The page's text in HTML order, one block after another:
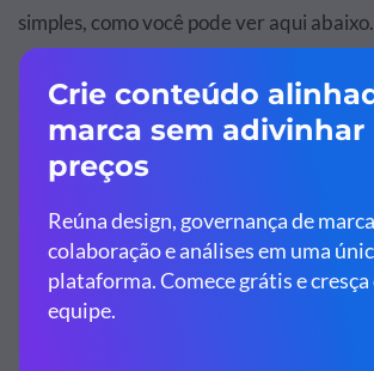
simples, como você pode ver aqui abaixo.